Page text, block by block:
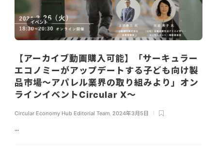
イベント
【アーカイブ動画購入可能】「サーキュラー
エコノミーがアップデートする子ども向け製
品市場〜アパレル業界の取り組みより」オン
ラインイベントCircular X〜
Circular Economy Hub Editorial Team, 2024年3月5日
...